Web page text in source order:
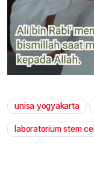
unisa yogyakarta
laboratorium stem cell